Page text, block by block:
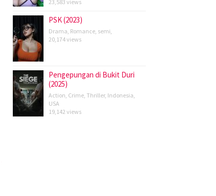
23,583 views
PSK (2023)
Drama Romance semi
20,174 views
Pengepungan di Bukit Duri
(2025)
Action Crime Thriller, Indonesia
USA
19,142 views